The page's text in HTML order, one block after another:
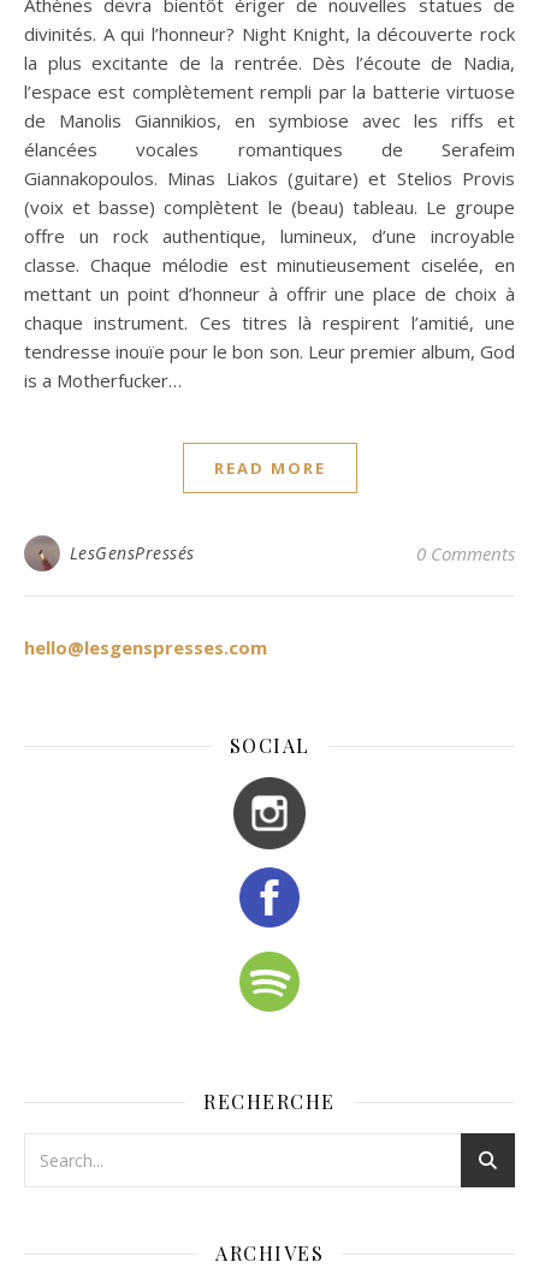
Athènes devra bientôt ériger de nouvelles statues de
divinités. A qui l’honneur? Night Knight, la découverte rock
la plus excitante de la rentrée. Dès l’écoute de Nadia,
l’espace est complètement rempli par la batterie virtuose
de Manolis Giannikios, en symbiose avec les riffs et
élancées vocales romantiques de Serafeim
Giannakopoulos. Minas Liakos (guitare) et Stelios Provis
(voix et basse) complètent le (beau) tableau. Le groupe
offre un rock authentique, lumineux, d’une incroyable
classe. Chaque mélodie est minutieusement ciselée, en
mettant un point d’honneur à offrir une place de choix à
chaque instrument. Ces titres là respirent l’amitié, une
tendresse inouïe pour le bon son. Leur premier album, God
is a Motherfucker…
READ MORE
LesGensPressés 0 Comments
hello@lesgenspresses.com
SOCIAL
RECHERCHE
ARCHIVES